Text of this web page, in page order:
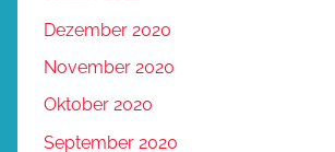
Dezember 2020
November 2020
Oktober 2020
September 2020